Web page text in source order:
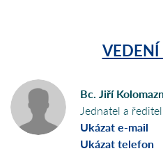
Bc. Jiří
Jednatel a
Ukázat e-mail
Ukázat telefon